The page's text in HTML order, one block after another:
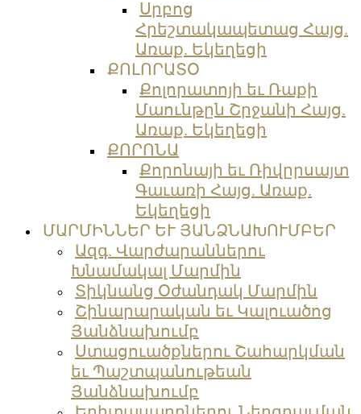
Սրբոց
Հրեշտակապետաց Հայց.
Առաք. Եկեղեցի
ՔՈԼՈՐԱՏՕ
Քոլորատոյի եւ Ռաքի
Մաունթըն Շրջանի Հայց.
Առաք. Եկեղեցի
ՔՈՐՈՆԱ
Քորոնայի եւ Ռիվըրսայտ
Գաւառի Հայց. Առաք.
Եկեղեցի
ՄԱՐՄԻՆՆԵՐ ԵՒ ՅԱՆՁՆԱԽՈՒՄԲԵՐ
Ազգ. Վարժարաններու
Խնամակալ Մարմին
Տիկնանց Օժանդակ Մարմին
Շինարարական եւ Կալուածոց
Յանձնախումբ
Ստացուածքներու Շահարկման
եւ Պաշտպանութեան
Յանձնախումբ